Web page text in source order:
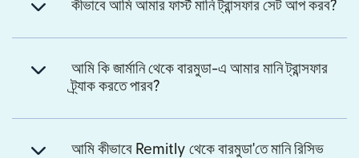
কীভাবে আমি আমার ফার্স্ট মানি ট্রান্সফার সেট আপ করব?
আমি কি জার্মানি থেকে বারমুডা-এ আমার মানি ট্রান্সফার
ট্র্যাক করতে পারব?
আমি কীভাবে Remitly থেকে বারমুডা'তে মানি রিসিভ